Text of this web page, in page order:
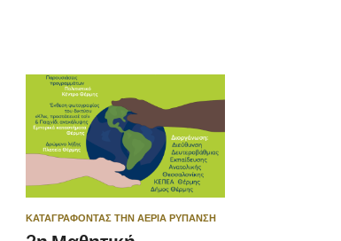
ΚΑΤΑΓΡΆΦΟΝΤΑΣ ΤΗΝ ΑΈΡΙΑ ΡΎΠΑΝΣΗ